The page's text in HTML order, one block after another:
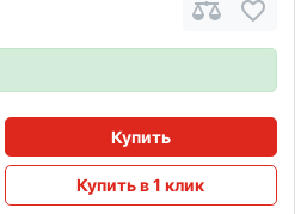
Купить
Купить в 1 клик